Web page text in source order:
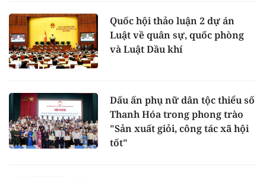
Quốc hội thảo luận 2 dự án
Luật về quân sự, quốc phòng
và Luật Dầu khí
Dấu ấn phụ nữ dân tộc thiểu số
Thanh Hóa trong phong trào
"Sản xuất giỏi, công tác xã hội
tốt"